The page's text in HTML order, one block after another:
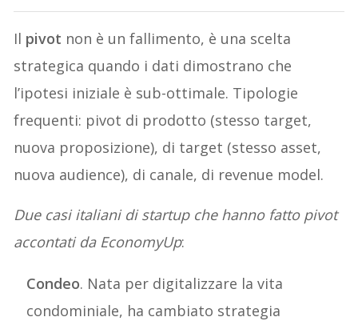
Il pivot non è un fallimento, è una scelta
strategica quando i dati dimostrano che
l’ipotesi iniziale è sub-ottimale. Tipologie
frequenti: pivot di prodotto (stesso target,
nuova proposizione), di target (stesso asset,
nuova audience), di canale, di revenue model.
Due casi italiani di startup che hanno fatto pivot
accontati da EconomyUp:
Condeo. Nata per digitalizzare la vita
condominiale, ha cambiato strategia